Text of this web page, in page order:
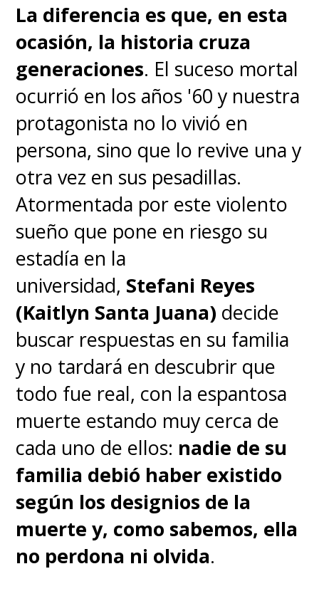
La diferencia es que, en esta
ocasión, la historia cruza
generaciones. El suceso mortal
ocurrió en los años '60 y nuestra
protagonista no lo vivió en
persona, sino que lo revive una y
otra vez en sus pesadillas.
Atormentada por este violento
sueño que pone en riesgo su
estadía en la
universidad, Stefani Reyes
(Kaitlyn Santa Juana) decide
buscar respuestas en su familia
y no tardará en descubrir que
todo fue real, con la espantosa
muerte estando muy cerca de
cada uno de ellos: nadie de su
familia debió haber existido
según los designios de la
muerte y, como sabemos, ella
no perdona ni olvida.